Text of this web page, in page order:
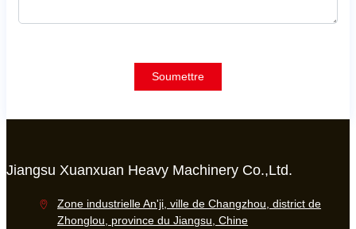
Soumettre
Jiangsu Xuanxuan Heavy Machinery Co.,Ltd.
Zone industrielle An'ji, ville de Changzhou, district de
Zhonglou, province du Jiangsu, Chine